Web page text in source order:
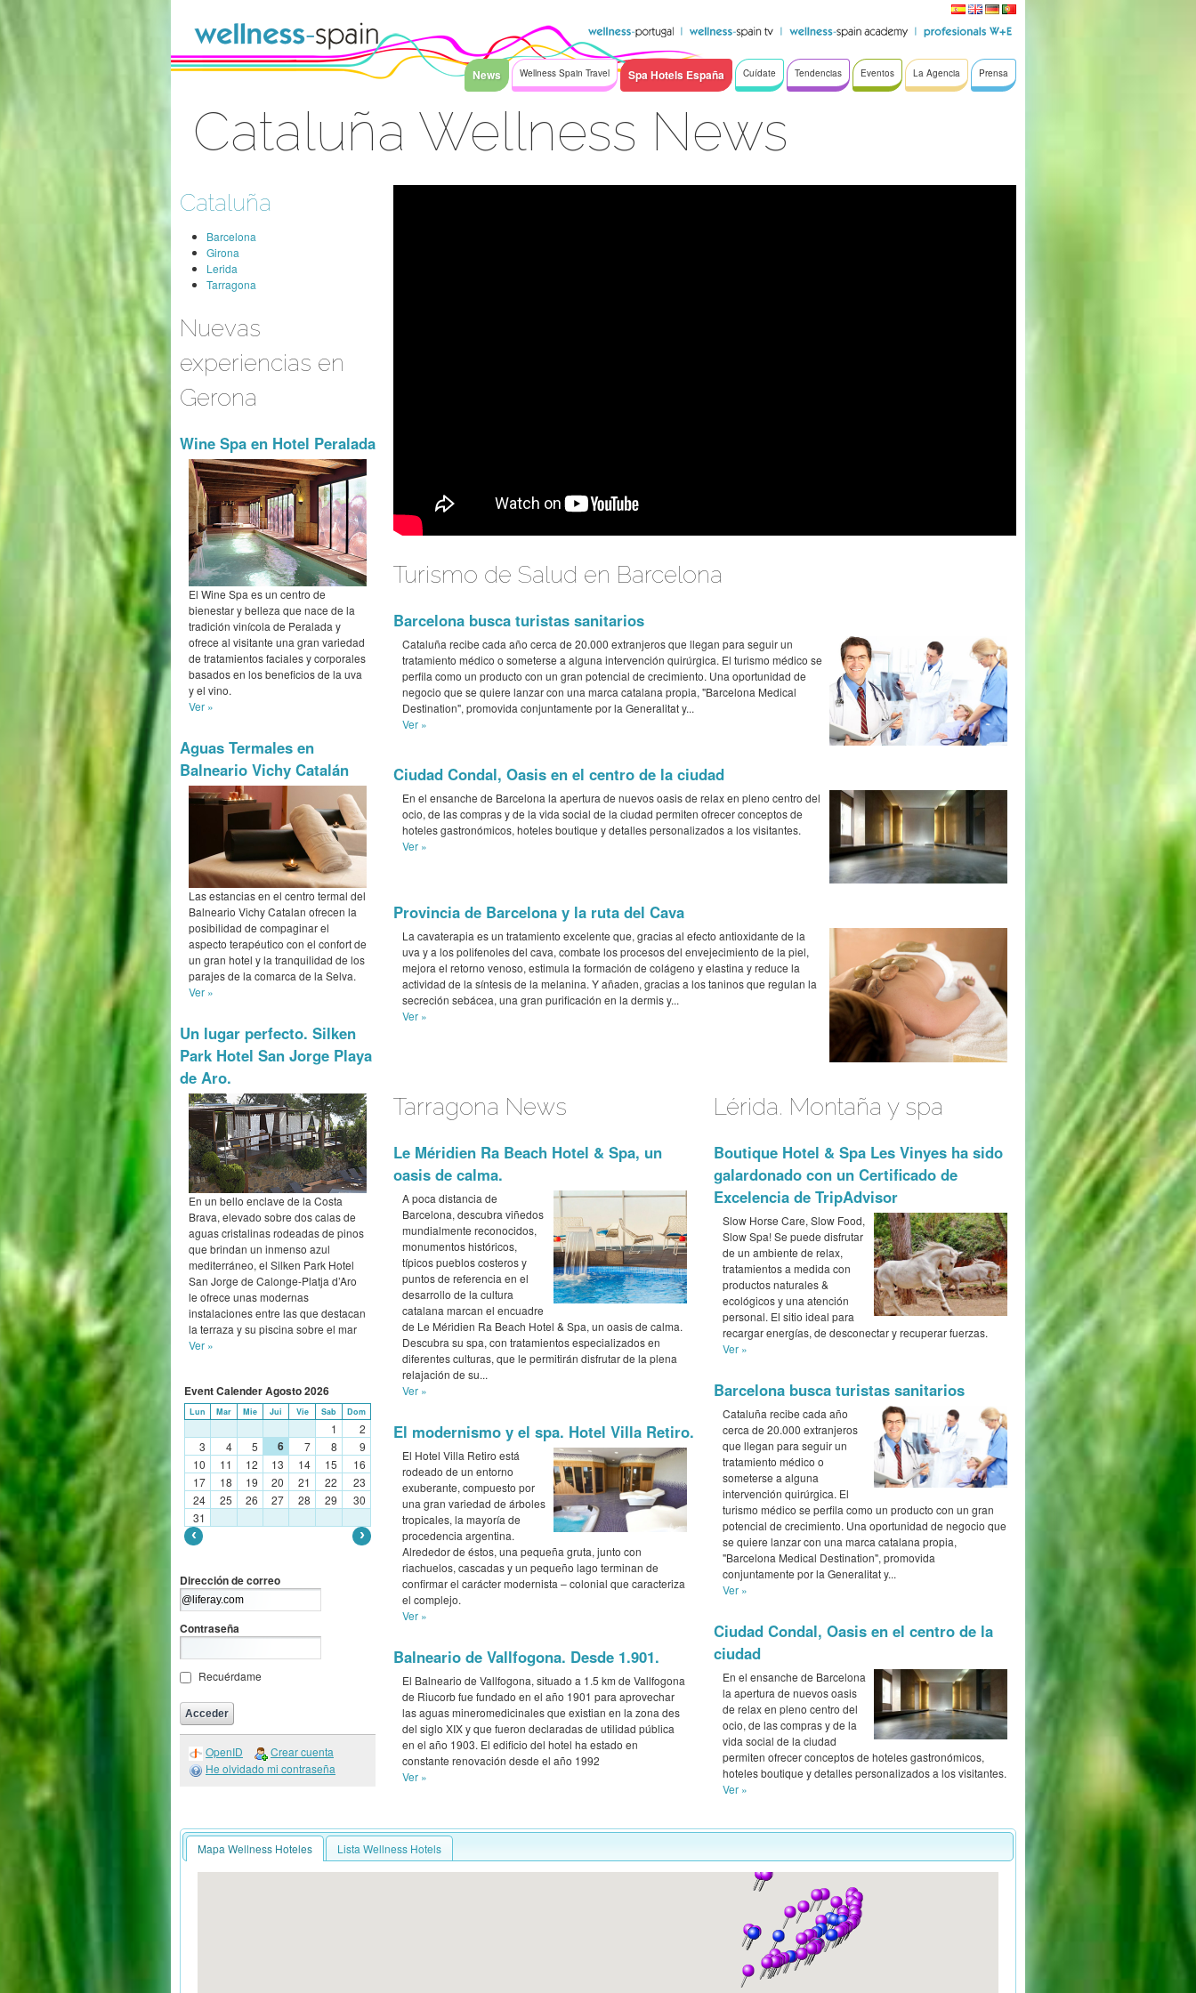
News Wellness Spain Travel Spa Hotels España Cuídate Tendencias Eventos La Agencia Prensa
Cataluña Wellness News
Cataluña
Barcelona
Girona
Lerida
Tarragona
Nuevas
experiencias en
Gerona
Wine Spa en Hotel Peralada
El Wine Spa es un centro de
bienestar y belleza que nace de la
tradición vinícola de Peralada y
ofrece al visitante una gran variedad
de tratamientos faciales y corporales
basados en los beneficios de la uva
y el vino.
Ver »
Aguas Termales en
Balneario Vichy Catalán
Las estancias en el centro termal del
Balneario Vichy Catalan ofrecen la
posibilidad de compaginar el
aspecto terapéutico con el confort de
un gran hotel y la tranquilidad de los
parajes de la comarca de la Selva.
Ver »
Un lugar perfecto. Silken
Park Hotel San Jorge Playa
de Aro.
En un bello enclave de la Costa
Brava, elevado sobre dos calas de
aguas cristalinas rodeadas de pinos
que brindan un inmenso azul
mediterráneo, el Silken Park Hotel
San Jorge de Calonge-Platja d’Aro
le ofrece unas modernas
instalaciones entre las que destacan
la terraza y su piscina sobre el mar
Ver »
Event CalenderAgosto2026
Lun Mar Mie Jui Vie Sab Dom
1
2
3
4 5 6 7 8
9
10
11 12 13 14 15
16
17
18 19 20 21 22
23
24
25 26 27 28 29
30
31
Dirección de correo
Contraseña
Recuérdame
OpenID
Crear cuenta
He olvidado mi contraseña
Turismo de Salud en Barcelona
Barcelona busca turistas sanitarios
Cataluña recibe cada año cerca de 20.000 extranjeros que llegan para seguir un
tratamiento médico o someterse a alguna intervención quirúrgica. El turismo médico se
perfila como un producto con un gran potencial de crecimiento. Una oportunidad de
negocio que se quiere lanzar con una marca catalana propia, "Barcelona Medical
Destination", promovida conjuntamente por la Generalitat y...
Ver »
Ciudad Condal, Oasis en el centro de la ciudad
En el ensanche de Barcelona la apertura de nuevos oasis de relax en pleno centro del
ocio, de las compras y de la vida social de la ciudad permiten ofrecer conceptos de
hoteles gastronómicos, hoteles boutique y detalles personalizados a los visitantes.
Ver »
Provincia de Barcelona y la ruta del Cava
La cavaterapia es un tratamiento excelente que, gracias al efecto antioxidante de la
uva y a los polifenoles del cava, combate los procesos del envejecimiento de la piel,
mejora el retorno venoso, estimula la formación de colágeno y elastina y reduce la
actividad de la síntesis de la melanina. Y añaden, gracias a los taninos que regulan la
secreción sebácea, una gran purificación en la dermis y...
Ver »
Tarragona News
Le Méridien Ra Beach Hotel & Spa, un
oasis de calma.
A poca distancia de
Barcelona, descubra viñedos
mundialmente reconocidos,
monumentos históricos,
típicos pueblos costeros y
puntos de referencia en el
desarrollo de la cultura
catalana marcan el encuadre
de Le Méridien Ra Beach Hotel & Spa, un oasis de calma.
Descubra su spa, con tratamientos especializados en
diferentes culturas, que le permitirán disfrutar de la plena
relajación de su...
Ver »
El modernismo y el spa. Hotel Villa Retiro.
El Hotel Villa Retiro está
rodeado de un entorno
exuberante, compuesto por
una gran variedad de árboles
tropicales, la mayoría de
procedencia argentina.
Alrededor de éstos, una pequeña gruta, junto con
riachuelos, cascadas y un pequeño lago terminan de
confirmar el carácter modernista – colonial que caracteriza
el complejo.
Ver »
Balneario de Vallfogona. Desde 1.901.
El Balneario de Vallfogona, situado a 1.5 km de Vallfogona
de Riucorb fue fundado en el año 1901 para aprovechar
las aguas mineromedicinales que existian en la zona des
del siglo XIX y que fueron declaradas de utilidad pública
en el año 1903. El edificio del hotel ha estado en
constante renovación desde el año 1992
Ver »
Lérida. Montaña y spa
Boutique Hotel & Spa Les Vinyes ha sido
galardonado con un Certificado de
Excelencia de TripAdvisor
Slow Horse Care, Slow Food,
Slow Spa! Se puede disfrutar
de un ambiente de relax,
tratamientos a medida con
productos naturales &
ecológicos y una atención
personal. El sitio ideal para
recargar energías, de desconectar y recuperar fuerzas.
Ver »
Barcelona busca turistas sanitarios
Cataluña recibe cada año
cerca de 20.000 extranjeros
que llegan para seguir un
tratamiento médico o
someterse a alguna
intervención quirúrgica. El
turismo médico se perfila como un producto con un gran
potencial de crecimiento. Una oportunidad de negocio que
se quiere lanzar con una marca catalana propia,
"Barcelona Medical Destination", promovida
conjuntamente por la Generalitat y...
Ver »
Ciudad Condal, Oasis en el centro de la
ciudad
En el ensanche de Barcelona
la apertura de nuevos oasis
de relax en pleno centro del
ocio, de las compras y de la
vida social de la ciudad
permiten ofrecer conceptos de hoteles gastronómicos,
hoteles boutique y detalles personalizados a los visitantes.
Ver »
Mapa Wellness Hoteles Lista Wellness Hotels